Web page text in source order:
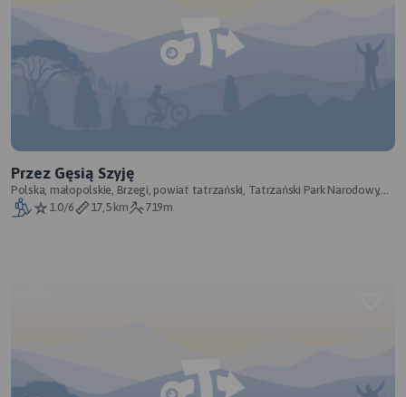
Przez Gęsią Szyję
Polska, małopolskie, Brzegi, powiat tatrzański, Tatrzański Park Narodowy,
Wewnętrzne Karpaty Zachodn
1.0/6 17,5 km 719m